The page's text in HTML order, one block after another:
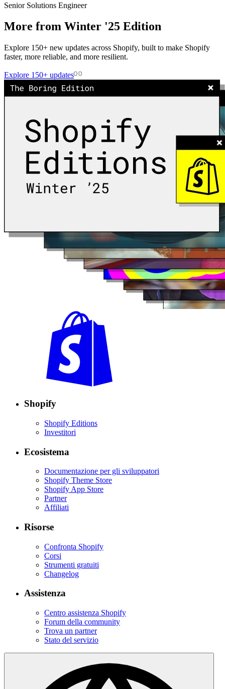
Senior Solutions Engineer
More from Winter '25 Edition
Explore 150+ new updates across Shopify, built to make Shopify
faster, more reliable, and more resilient.
Explore 150+ updates
Shopify
Shopify Editions
Investitori
Ecosistema
Documentazione per gli sviluppatori
Shopify Theme Store
Shopify App Store
Partner
Affiliati
Risorse
Confronta Shopify
Corsi
Strumenti gratuiti
Changelog
Assistenza
Centro assistenza Shopify
Forum della community
Trova un partner
Stato del servizio